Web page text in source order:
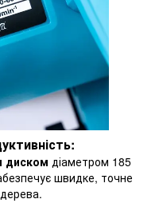
:
диском діаметром 185
швидке, точне